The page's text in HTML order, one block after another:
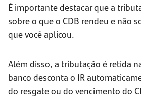
É importante destacar que a
sobre o que o CDB rendeu e não
que você aplicou.
Além disso, a tributação é retida
banco desconta o IR
do resgate ou do vencimento do